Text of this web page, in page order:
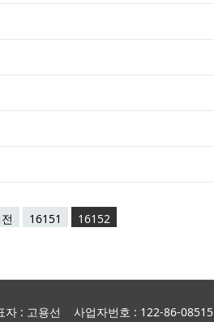
16151 16152
: 고용선 사업자번호 : 122-86-08515